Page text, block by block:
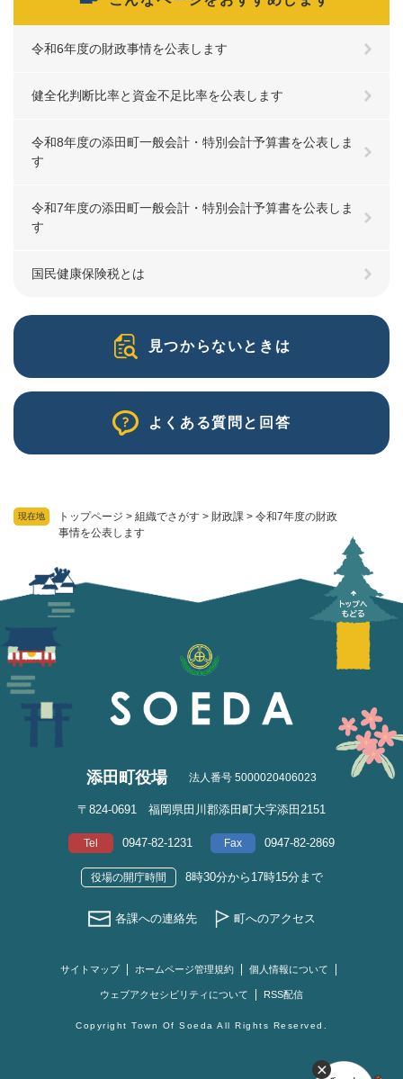
現在地 トップページ > 組織でさがす > 財政課 > 令和7年度の財政
事情を公表します
令和6年度の財政事情を公表します
健全化判断比率と資金不足比率を公表します
令和8年度の添田町一般会計・特別会計予算書を公表しま
す
令和7年度の添田町一般会計・特別会計予算書を公表しま
す
国民健康保険税とは
見つからないときは
よくある質問と回答
添田町役場 法人番号 5000020406023
〒824-0691 福岡県田川郡添田町大字添田2151
Tel 0947-82-1231 Fax 0947-82-2869
役場の開庁時間 8時30分から17時15分まで
各課への連絡先 町へのアクセス
サイトマップ ホームページ管理規約 個人情報について
ウェブアクセシビリティについて RSS配信
Copyright Town Of Soeda All Rights Reserved.